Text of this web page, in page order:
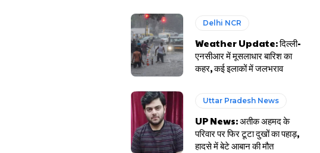
Delhi NCR
Weather Update: दिल्ली-
एनसीआर में मूसलाधार बारिश का
कहर, कई इलाकों में जलभराव
Uttar Pradesh News
UP News: अतीक अहमद के
परिवार पर फिर टूटा दुखों का पहाड़,
हादसे में बेटे आबान की मौत